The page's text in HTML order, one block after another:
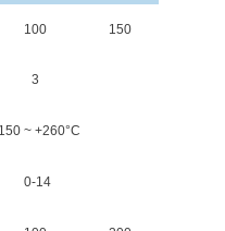
100 150
3
~ +260°C
0-14